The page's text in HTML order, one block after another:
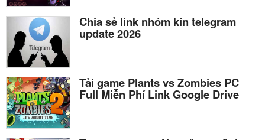
Chia sẻ link nhóm kín telegram
update 2026
Tải game Plants vs Zombies PC
Full Miễn Phí Link Google Drive